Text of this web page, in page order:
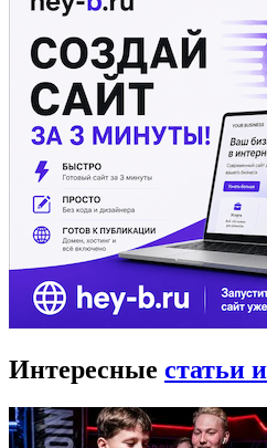
Интересные статьи